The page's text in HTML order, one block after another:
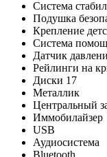
Система
Подушка
Крепление
Система
Датчик
Рейлинги на
Диски 17
Металлик
Центральный
Иммобилайзер
USB
Аудиосистема